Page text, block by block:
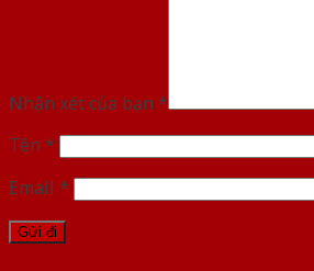
Nhận xét của bạn *
Tên *
Email *